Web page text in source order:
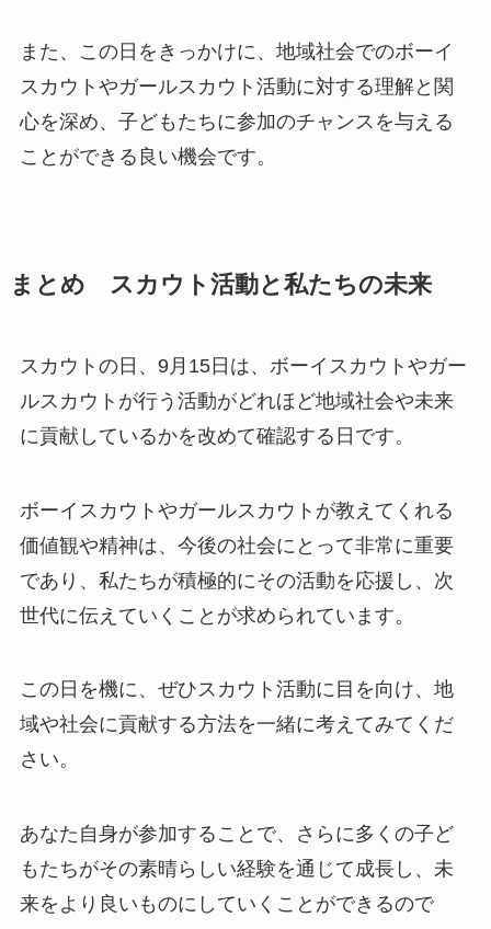
また、この日をきっかけに、地域社会でのボーイ
スカウトやガールスカウト活動に対する理解と関
心を深め、子どもたちに参加のチャンスを与える
ことができる良い機会です。
まとめ スカウト活動と私たちの未来
スカウトの日、9月15日は、ボーイスカウトやガー
ルスカウトが行う活動がどれほど地域社会や未来
に貢献しているかを改めて確認する日です。
ボーイスカウトやガールスカウトが教えてくれる
価値観や精神は、今後の社会にとって非常に重要
であり、私たちが積極的にその活動を応援し、次
世代に伝えていくことが求められています。
この日を機に、ぜひスカウト活動に目を向け、地
域や社会に貢献する方法を一緒に考えてみてくだ
さい。
あなた自身が参加することで、さらに多くの子ど
もたちがその素晴らしい経験を通じて成長し、未
来をより良いものにしていくことができるので